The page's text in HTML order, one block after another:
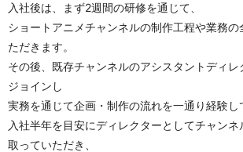
入社後は、まず2週間の研修を通じて、
ショートアニメチャンネルの制作工程や業務
ただきます。
その後、既存チャンネルのアシスタントディレ
ジョインし
実務を通じて企画・制作の流れを一通り経験し
入社半年を目安にディレクターとしてチャン
取っていただき、